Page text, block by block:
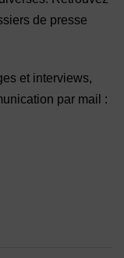
de presse
et interviews,
par mail :